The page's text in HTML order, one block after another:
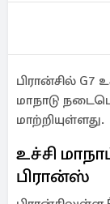
பிரான்சில்
மாநாடு
மாற்றியுள்ளது.
உச்சி
பிரான்ஸ்